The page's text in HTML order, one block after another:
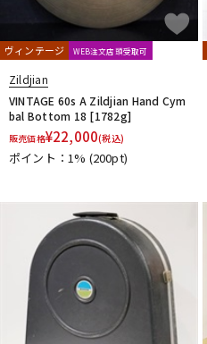
ヴィンテージ WEB注文店頭受取可
Zildjian
VINTAGE 60s A Zildjian Hand Cym
bal Bottom 18 [1782g]
販売価格¥22,000(税込)
ポイント：1% (200pt)